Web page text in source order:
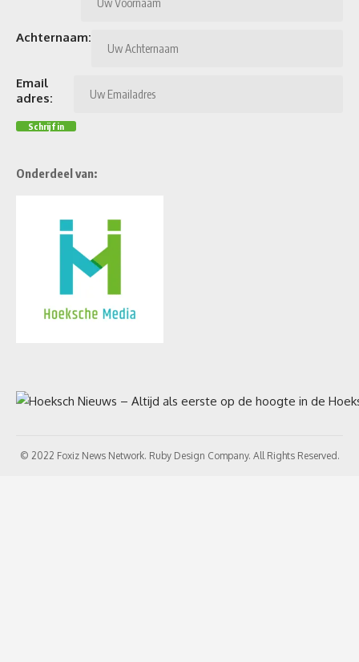
Achternaam:
Email
adres:
Onderdeel van:
© 2022 Foxiz News Network. Ruby Design Company. All Rights Reserved.